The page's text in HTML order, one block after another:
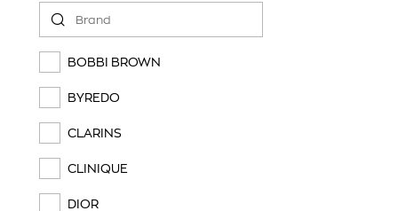
BOBBI BROWN
BYREDO
CLARINS
CLINIQUE
DIOR